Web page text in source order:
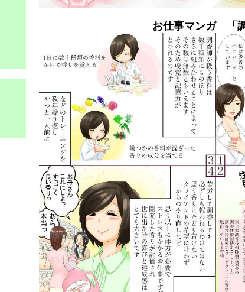
お仕事マンガ 「調